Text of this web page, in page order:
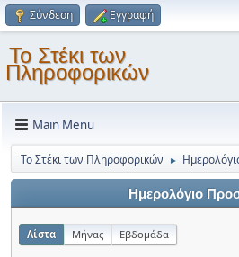
Σύνδεση Εγγραφή
Το Στέκι των
Πληροφορικών
Main Menu
Το Στέκι των Πληροφορικών ►
Ημερολόγιο
Λίστα Μήνας Εβδομάδα